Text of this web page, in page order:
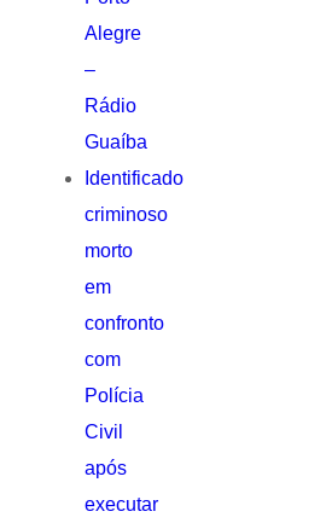
Alegre
–
Rádio
Guaíba
Identificado
criminoso
morto
em
confronto
com
Polícia
Civil
após
executar